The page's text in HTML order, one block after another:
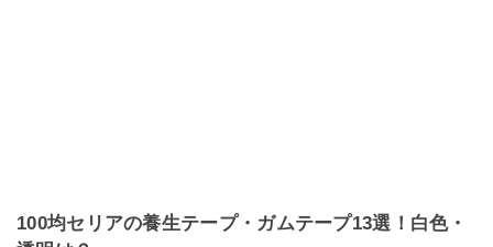
100均セリアの養生テープ・ガムテープ13選！白色・